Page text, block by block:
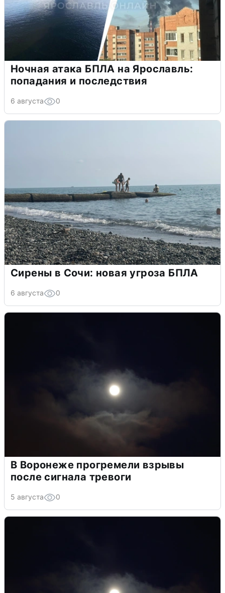
Ночная атака БПЛА на Ярославль:
попадания и последствия
6 августа 0
Сирены в Сочи: новая угроза БПЛА
6 августа 0
В Воронеже прогремели взрывы
после сигнала тревоги
5 августа 0